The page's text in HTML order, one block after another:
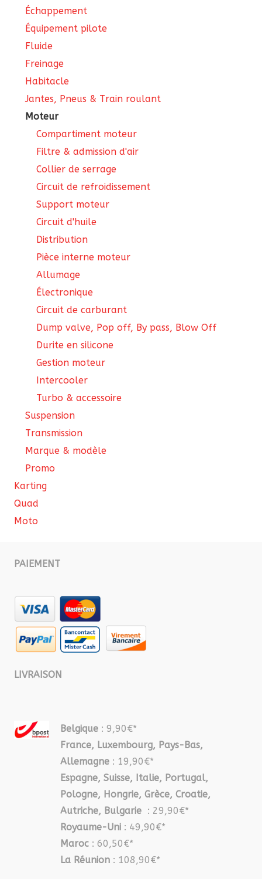
Échappement
Équipement pilote
Fluide
Freinage
Habitacle
Jantes, Pneus & Train roulant
Moteur
Compartiment moteur
Filtre & admission d'air
Collier de serrage
Circuit de refroidissement
Support moteur
Circuit d'huile
Distribution
Pièce interne moteur
Allumage
Électronique
Circuit de carburant
Dump valve, Pop off, By pass, Blow Off
Durite en silicone
Gestion moteur
Intercooler
Turbo & accessoire
Suspension
Transmission
Marque & modèle
Promo
Karting
Quad
Moto
PAIEMENT
LIVRAISON
Belgique : 9,90€*
France, Luxembourg, Pays-Bas,
Allemagne : 19,90€*
Espagne, Suisse, Italie, Portugal,
Pologne, Hongrie, Grèce, Croatie,
Autriche, Bulgarie : 29,90€*
Royaume-Uni : 49,90€*
Maroc : 60,50€*
La Réunion : 108,90€*